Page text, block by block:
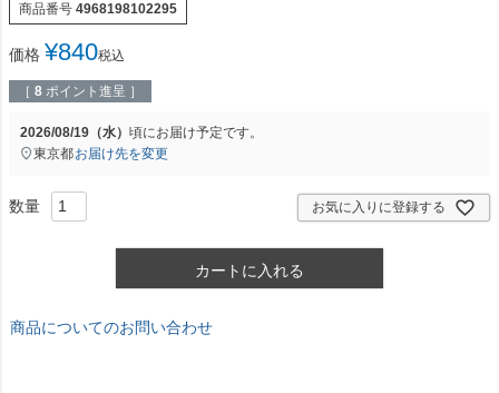
商品番号 4968198102295
価格 ¥840税込
［ 8 ポイント進呈 ］
2026/08/19（水） 頃にお届け予定です。
東京都お届け先を変更
お気に入りに登録する
カートに入れる
商品についてのお問い合わせ